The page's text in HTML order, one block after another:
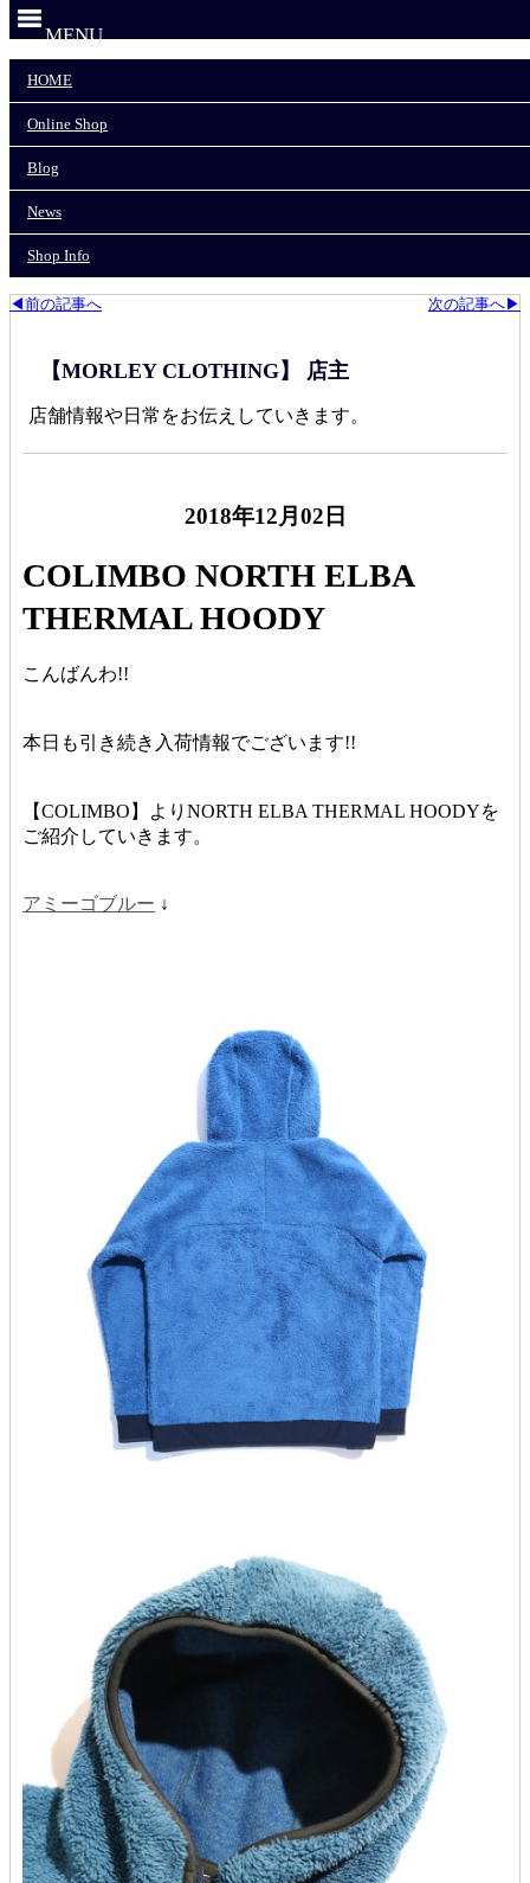
Online Shop
News
MENU
HOME
Online Shop
Blog
News
Shop Info
COLIMBO/コリンボ>
次の記事へ▶
◀前の記事へ
【MORLEY CLOTHING】 店主
店舗情報や日常をお伝えしていきます。
2018年12月02日
COLIMBO NORTH ELBA
THERMAL HOODY
こんばんわ!!
本日も引き続き入荷情報でございます!!
【COLIMBO】よりNORTH ELBA THERMAL HOODYを
ご紹介していきます。
アミーゴブルー ↓